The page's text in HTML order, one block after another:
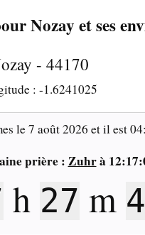
Nozay et ses
- 44170
: -1.6241025
le7 août 2026 et il est
prière : Zuhrà
h 27 m